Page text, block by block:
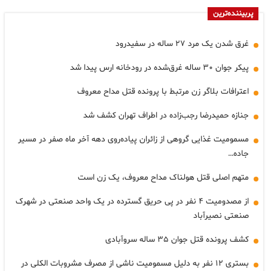
پربیننده‌ترین
غرق شدن یک مرد ۲۷ ساله در سفیدرود
پیکر جوان ۳۰ ساله غرق‌شده در رودخانه ارس پیدا شد
اعترافات بلاگر زن مرتبط با پرونده قتل مداح معروف
جنازه حمیدرضا رجب‌زاده در اطراف تهران کشف شد
مسمومیت غذایی گروهی از زائران پیاده‌روی دهه آخر ماه صفر در مسیر
جاده…
متهم اصلی قتل هولناک مداح معروف، یک زن است
از مصدومیت ۴ نفر در پی حریق گسترده در یک واحد صنعتی در شهرک
صنعتی نصیرآباد
کشف پرونده قتل جوان ۳۵ ساله سروآبادی
بستری ۱۲ نفر به دلیل مسمومیت ناشی از مصرف مشروبات الکلی در